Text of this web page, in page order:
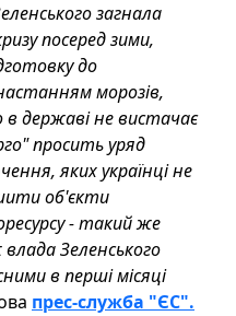
загнала
посеред зими,
до
морозів,
державі не вистачає
просить уряд
яких українці не
об'єкти
- такий же
Зеленського
в перші місяці
прес-служба "ЄС".